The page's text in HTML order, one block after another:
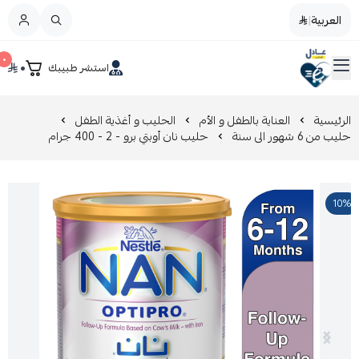
العربية|
صيدليات عادل استشر طبيبك ٠ ٠ القائمة الرئيسية
تخفيضات
عروض التوفير
العناية بالجمال
عرض الكل
مزيل طلاء الأظافر
عرض الكل
العناية اليومية
الرئيسية العناية بالطفل و الأم الحليب و أغذية الطفل
حليب من 6 شهور الى سنة حليب نان أوبتي برو - 2 - 400 جرام
10%